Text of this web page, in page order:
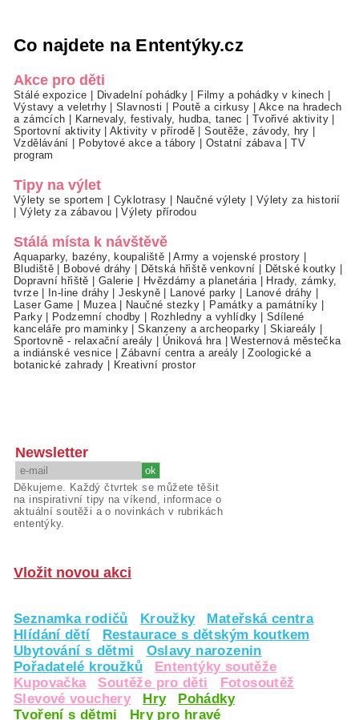
Co najdete na Ententýky.cz
Akce pro děti
Stálé expozice Divadelní pohádky Filmy a pohádky v kinech
Výstavy a veletrhy|Slavnosti Poutě a cirkusy
Akce na hradech
a zámcích
Karnevaly, festivaly, hudba, tanec Tvořivé aktivity
Sportovní aktivity|Aktivity v přírodě |Soutěže, závody, hry
Vzdělávání
Pobytové akce a tábory Ostatní zábava|TV
program
Tipy na výlet
Výlety se sportem Cyklotrasy Naučné výlety
Výlety za historií
Výlety za zábavou |Výlety přírodou
Stálá místa k návštěvě
Aquaparky, bazény, koupaliště |Army a vojenské prostory
Bludiště
Bobové dráhy Dětská hřiště venkovní Dětské koutky
Dopravní hřiště
Galerie Hvězdárny a planetária|
Hrady, zámky,
tvrze| In-line dráhy |Jeskyně| Lanové parky Lanové dráhy
Laser Game
Muzea| Naučné stezky Památky a památníky
Parky| Podzemní chodby Rozhledny a vyhlídky
Sdílené
kanceláře pro maminky |Skanzeny a archeoparky Skiareály
Sportovně - relaxační areály
Úniková hra|Westernová městečka
a indiánské vesnice |Zábavní centra a areály |Zoologické a
botanické zahrady
Kreativní prostor
Newsletter
Děkujeme. Každý čtvrtek se můžete těšit
na inspirativní tipy na víkend, informace o
aktuální soutěži a o novinkách v rubrikách
ententýky.
Vložit novou akci
Seznamka rodičů Kroužky
Mateřská centra
Hlídání dětí
Restaurace s dětským koutkem
Ubytování s dětmi
Oslavy narozenin
Pořadatelé kroužků
Ententýky soutěže
Kupovačka
Soutěže pro děti
Fotosoutěž
Slevové vouchery
Hry
Pohádky
Tvoření s dětmi
Hry pro hravé